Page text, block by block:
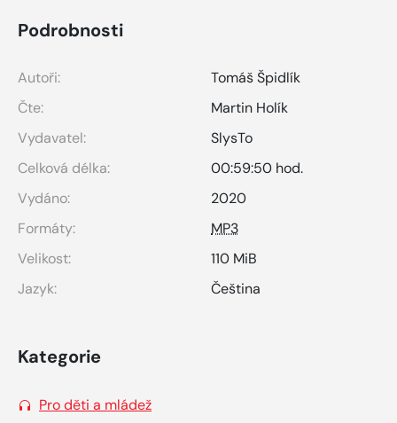
Podrobnosti
Autoři:
Tomáš Špidlík
Čte:
Martin Holík
Vydavatel:
SlysTo
Celková délka:
00:59:50 hod.
Vydáno:
2020
Formáty:
MP3
Velikost:
110 MiB
Jazyk:
Čeština
Kategorie
Pro děti a mládež